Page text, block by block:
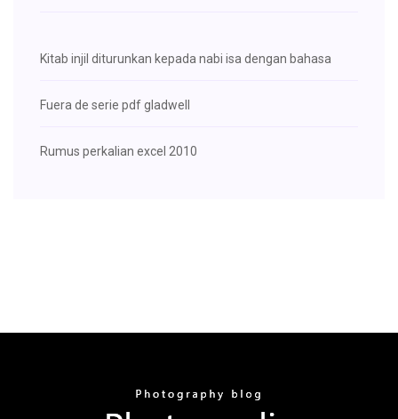
Kitab injil diturunkan kepada nabi isa dengan bahasa
Fuera de serie pdf gladwell
Rumus perkalian excel 2010